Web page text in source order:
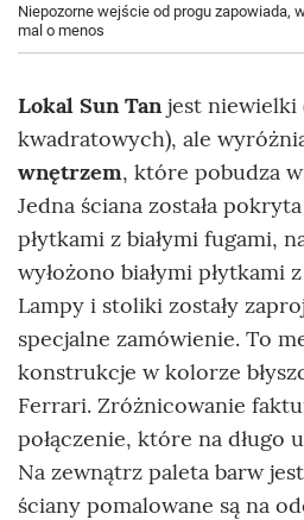
Niepozorne wejście od progu zapowiada,
mal o menos
Lokal Sun Tanjest niewielki
kwadratowych), ale
wnętrzem, które pobudza
Jedna ściana została
płytkami z białymi fugami,
wyłożono białymi płytkami
Lampy i stoliki zostały
specjalne zamówienie. To
konstrukcje w kolorze
Ferrari. Zróżnicowanie
połączenie, które na długo
Na zewnątrz paleta barw
ściany pomalowane są na